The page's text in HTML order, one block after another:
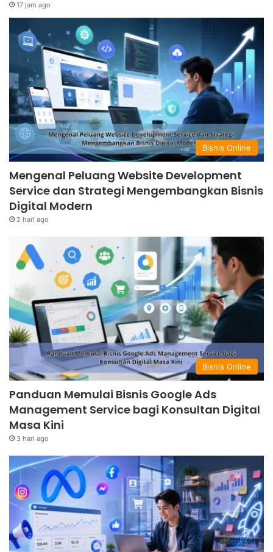
17 jam ago
Bisnis Online
Mengenal Peluang Website Development
Service dan Strategi Mengembangkan Bisnis
Digital Modern
2 hari ago
Bisnis Online
Panduan Memulai Bisnis Google Ads
Management Service bagi Konsultan Digital
Masa Kini
3 hari ago